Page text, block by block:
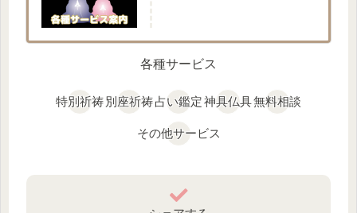
各種サービス
特別祈祷別座祈祷占い鑑定神具仏具無料相談
その他サービス